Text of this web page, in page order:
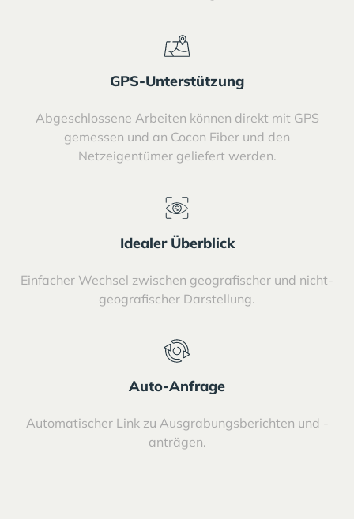
GPS-Unterstützung
Abgeschlossene Arbeiten können direkt mit GPS
gemessen und an Cocon Fiber und den
Netzeigentümer geliefert werden.
Idealer Überblick
Einfacher Wechsel zwischen geografischer und nicht-
geografischer Darstellung.
Auto-Anfrage
Automatischer Link zu Ausgrabungsberichten und -
anträgen.